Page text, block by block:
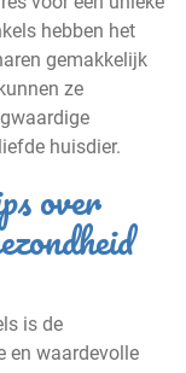
hebben het
gemakkelijk
ze
huisdier.
over
is de
en waardevolle